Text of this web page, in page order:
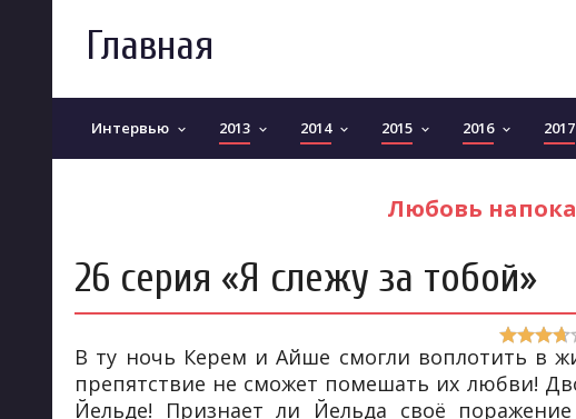
Главная
Интервью keyboard_arrow_down 2013 keyboard_arrow_down 2014 keyboard_arrow_down 2015 keyboard_arrow_down 2016 keyboard_arrow_down 2017
Любовь
26 серия «Я слежу за тобой»
В ту ночь Керем и Айше смогли воплотить в
препятствие не сможет помешать их любви!
Йельде! Признает ли Йельда своё